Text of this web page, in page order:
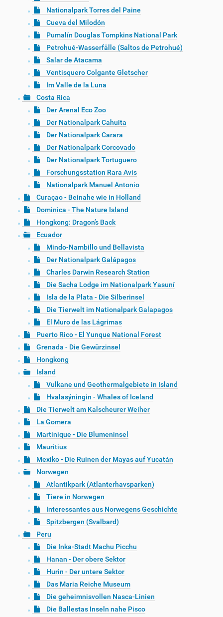
Nationalpark Torres del Paine
Cueva del Milodón
Pumalín Douglas Tompkins National Park
Petrohué-Wasserfälle (Saltos de Petrohué)
Salar de Atacama
Ventisquero Colgante Gletscher
Im Valle de la Luna
Costa Rica
Der Arenal Eco Zoo
Der Nationalpark Cahuita
Der Nationalpark Carara
Der Nationalpark Corcovado
Der Nationalpark Tortuguero
Forschungsstation Rara Avis
Nationalpark Manuel Antonio
Curaçao - Beinahe wie in Holland
Dominica - The Nature Island
Hongkong: Dragon’s Back
Ecuador
Mindo-Nambillo und Bellavista
Der Nationalpark Galápagos
Charles Darwin Research Station
Die Sacha Lodge im Nationalpark Yasuní
Isla de la Plata - Die Silberinsel
Die Tierwelt im Nationalpark Galapagos
El Muro de las Lágrimas
Puerto Rico - El Yunque National Forest
Grenada - Die Gewürzinsel
Hongkong
Island
Vulkane und Geothermalgebiete in Island
Hvalasýningin - Whales of Iceland
Die Tierwelt am Kalscheurer Weiher
La Gomera
Martinique - Die Blumeninsel
Mauritius
Mexiko - Die Ruinen der Mayas auf Yucatán
Norwegen
Atlantikpark (Atlanterhavsparken)
Tiere in Norwegen
Interessantes aus Norwegens Geschichte
Spitzbergen (Svalbard)
Peru
Die Inka-Stadt Machu Picchu
Hanan - Der obere Sektor
Hurin - Der untere Sektor
Das Maria Reiche Museum
Die geheimnisvollen Nasca-Linien
Die Ballestas Inseln nahe Pisco